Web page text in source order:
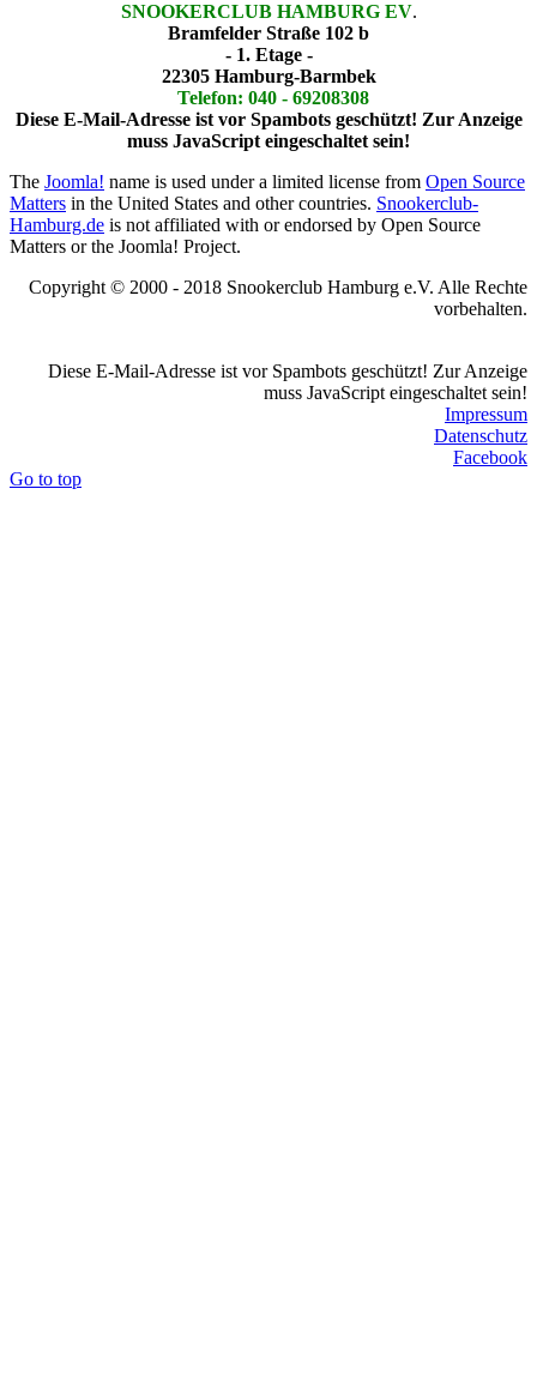
SNOOKERCLUB HAMBURG EV.
Bramfelder Straße 102 b
- 1. Etage -
22305 Hamburg-Barmbek
Telefon: 040 - 69208308
Diese E-Mail-Adresse ist vor Spambots geschützt! Zur Anzeige
muss JavaScript eingeschaltet sein!
The Joomla! name is used under a limited license from Open Source
Matters in the United States and other countries. Snookerclub-
Hamburg.de is not affiliated with or endorsed by Open Source
Matters or the Joomla! Project.
Copyright © 2000 - 2018 Snookerclub Hamburg e.V. Alle Rechte
vorbehalten.
Diese E-Mail-Adresse ist vor Spambots geschützt! Zur Anzeige
muss JavaScript eingeschaltet sein!
Impressum
Datenschutz
Facebook
Go to top